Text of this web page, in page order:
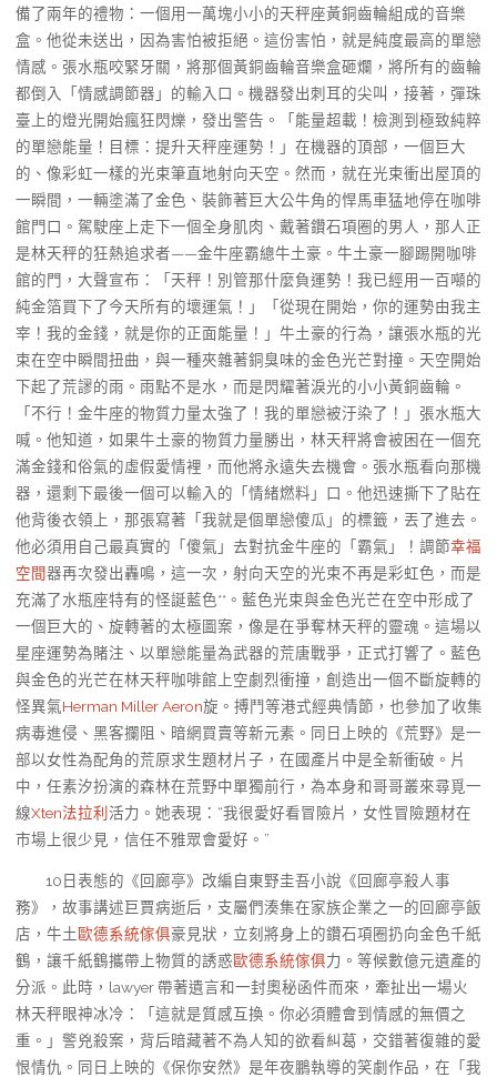
備了兩年的禮物：一個用一萬塊小小的天秤座黃銅齒輪組成的音樂
盒。他從未送出，因為害怕被拒絕。這份害怕，就是純度最高的單戀
情感。張水瓶咬緊牙關，將那個黃銅齒輪音樂盒砸爛，將所有的齒輪
都倒入「情感調節器」的輸入口。機器發出刺耳的尖叫，接著，彈珠
臺上的燈光開始瘋狂閃爍，發出警告。「能量超載！檢測到極致純粹
的單戀能量！目標：提升天秤座運勢！」在機器的頂部，一個巨大
的、像彩虹一樣的光束筆直地射向天空。然而，就在光束衝出屋頂的
一瞬間，一輛塗滿了金色、裝飾著巨大公牛角的悍馬車猛地停在咖啡
館門口。駕駛座上走下一個全身肌肉、戴著鑽石項圈的男人，那人正
是林天秤的狂熱追求者——金牛座霸總牛土豪。牛土豪一腳踢開咖啡
館的門，大聲宣布：「天秤！別管那什麼負運勢！我已經用一百噸的
純金箔買下了今天所有的壞運氣！」「從現在開始，你的運勢由我主
宰！我的金錢，就是你的正面能量！」牛土豪的行為，讓張水瓶的光
束在空中瞬間扭曲，與一種夾雜著銅臭味的金色光芒對撞。天空開始
下起了荒謬的雨。雨點不是水，而是閃耀著淚光的小小黃銅齒輪。
「不行！金牛座的物質力量太強了！我的單戀被汙染了！」張水瓶大
喊。他知道，如果牛土豪的物質力量勝出，林天秤將會被困在一個充
滿金錢和俗氣的虛假愛情裡，而他將永遠失去機會。張水瓶看向那機
器，還剩下最後一個可以輸入的「情緒燃料」口。他迅速撕下了貼在
他背後衣領上，那張寫著「我就是個單戀傻瓜」的標籤，丟了進去。
他必須用自己最真實的「傻氣」去對抗金牛座的「霸氣」！調節幸福
空間器再次發出轟鳴，這一次，射向天空的光束不再是彩虹色，而是
充滿了水瓶座特有的怪誕藍色**。藍色光束與金色光芒在空中形成了
一個巨大的、旋轉著的太極圖案，像是在爭奪林天秤的靈魂。這場以
星座運勢為賭注、以單戀能量為武器的荒唐戰爭，正式打響了。藍色
與金色的光芒在林天秤咖啡館上空劇烈衝撞，創造出一個不斷旋轉的
怪異氣Herman Miller Aeron旋。搏鬥等港式經典情節，也參加了收集
病毒進侵、黑客攔阻、暗網買賣等新元素。同日上映的《荒野》是一
部以女性為配角的荒原求生題材片子，在國產片中是全新衝破。片
中，任素汐扮演的森林在荒野中單獨前行，為本身和哥哥叢來尋覓一
線Xten法拉利活力。她表現：“我很愛好看冒險片，女性冒險題材在
市場上很少見，信任不雅眾會愛好。”
10日表態的《回廊亭》改編自東野圭吾小說《回廊亭殺人事
務》，故事講述巨賈病逝后，支屬們湊集在家族企業之一的回廊亭飯
店，牛土歐德系統傢俱豪見狀，立刻將身上的鑽石項圈扔向金色千紙
鶴，讓千紙鶴攜帶上物質的誘惑歐德系統傢俱力。等候數億元遺產的
分派。此時，lawyer 帶著遺言和一封奧秘函件而來，牽扯出一場火
林天秤眼神冰冷：「這就是質感互換。你必須體會到情感的無價之
重。」警兇殺案，背后暗藏著不為人知的欲看糾葛，交錯著復雜的愛
恨情仇。同日上映的《保你安然》是年夜鵬執導的笑劇作品，在「我